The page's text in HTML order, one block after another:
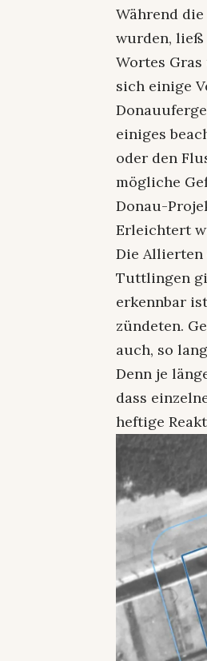
Während
wurden, ließ
Wortes
sich einige
einiges
oder den
mögliche
Donau-
Erleichtert
Die
Tuttlingen
erkennbar
zündeten.
auch, so
Denn je
dass
heftige